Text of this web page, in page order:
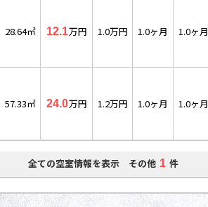
28.64㎡ 12.1万円 1.0万円 1.0ヶ月 1.0ヶ月
57.33㎡ 24.0万円 1.2万円 1.0ヶ月 1.0ヶ月
全ての空室情報を表示 その他 1 件